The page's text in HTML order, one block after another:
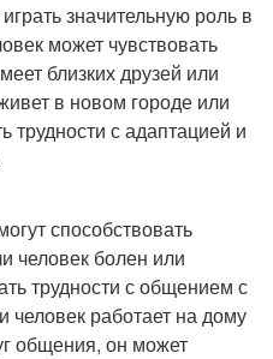
значительную роль в
может чувствовать
близких друзей или
в новом городе или
трудности с адаптацией и
способствовать
человек болен или
трудности с общением с
работает на дому
общения, он может